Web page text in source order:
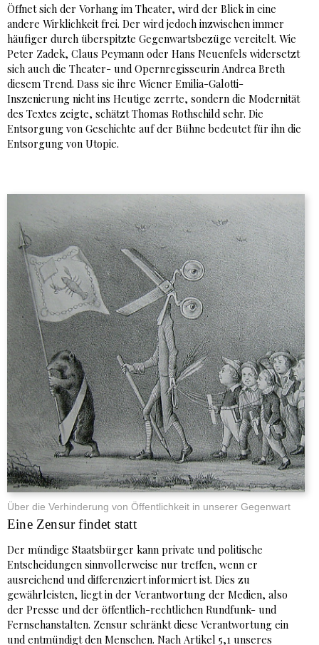
Öffnet sich der Vorhang im Theater, wird der Blick in eine
andere Wirklichkeit frei. Der wird jedoch inzwischen immer
häufiger durch überspitzte Gegenwartsbezüge vereitelt. Wie
Peter Zadek, Claus Peymann oder Hans Neuenfels widersetzt
sich auch die Theater- und Opernregisseurin Andrea Breth
diesem Trend. Dass sie ihre Wiener Emilia-Galotti-
Inszenierung nicht ins Heutige zerrte, sondern die Modernität
des Textes zeigte, schätzt Thomas Rothschild sehr. Die
Entsorgung von Geschichte auf der Bühne bedeutet für ihn die
Entsorgung von Utopie.
Über die Verhinderung von Öffentlichkeit in unserer Gegenwart
Eine Zensur findet statt
Der mündige Staatsbürger kann private und politische
Entscheidungen sinnvollerweise nur treffen, wenn er
ausreichend und differenziert informiert ist. Dies zu
gewährleisten, liegt in der Verantwortung der Medien, also
der Presse und der öffentlich-rechtlichen Rundfunk- und
Fernsehanstalten. Zensur schränkt diese Verantwortung ein
und entmündigt den Menschen. Nach Artikel 5,1 unseres